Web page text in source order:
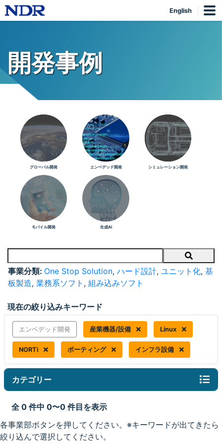
English
開発事例
グローバル開発 エンベデッド開発 シミュレーション開発
モバイル開発 生成AI
Search
事業分類: One Stop Solution, ハード設計, ユニット化, 基
板製造, 業務系ソフト , 組み込みソフト
現在の絞り込みキーワード
エンベデッド開発 産業機器/設備 Linux
NORTi ポーティング インフラ設備
カテゴリー
全 0 件中 0〜0 件目を表示
各事業部ボタンを押してください。※キーワードが出てきたら
絞り込んで選択してください。